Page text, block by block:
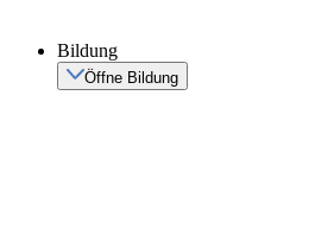
Bildung
Öffne Bildung